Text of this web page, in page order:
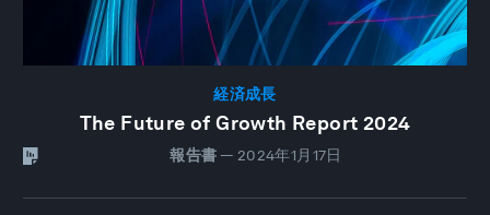
経済成長
The Future of Growth Report 2024
報告書 — 2024年1月17日